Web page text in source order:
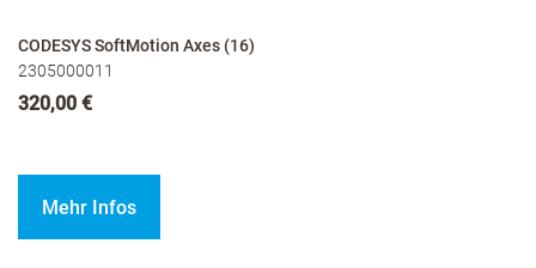
CODESYS SoftMotion Axes (16)
2305000011
320,00 €
Mehr Infos